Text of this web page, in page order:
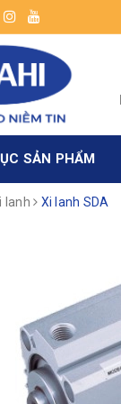
SẢN PHẨM
lanh Xi lanh SDA